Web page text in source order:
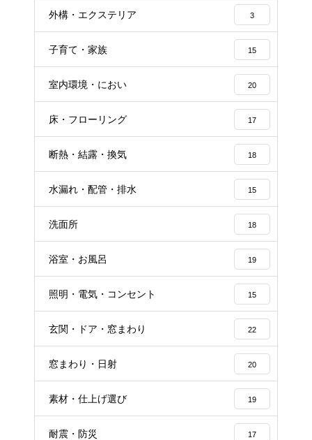
外構・エクステリア 3
子育て・家族 15
室内環境・におい 20
床・フローリング 17
断熱・結露・換気 18
水漏れ・配管・排水 15
洗面所 18
浴室・お風呂 19
照明・電気・コンセント 15
玄関・ドア・窓まわり 22
窓まわり・日射 20
素材・仕上げ選び 19
耐震・防災 17